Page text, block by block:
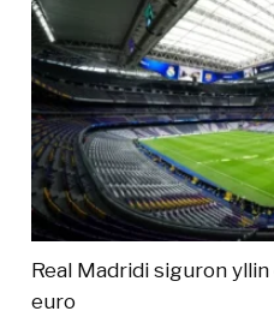
Real Madridi siguron
euro